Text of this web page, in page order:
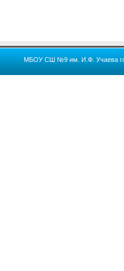
МБОУ СШ №9 им. И.Ф. Учаева